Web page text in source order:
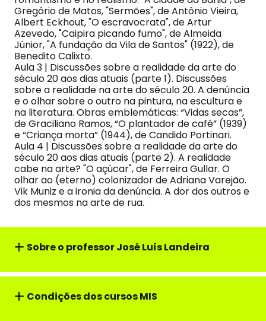
Gregório de Matos, "Sermões", de Antônio Vieira,
Albert Eckhout, "O escravocrata", de Artur
Azevedo, "Caipira picando fumo", de Almeida
Júnior, "A fundação da Vila de Santos" (1922), de
Benedito Calixto.
Aula 3 | Discussões sobre a realidade da arte do
século 20 aos dias atuais (parte 1). Discussões
sobre a realidade na arte do século 20. A denúncia
e o olhar sobre o outro na pintura, na escultura e
na literatura. Obras emblemáticas: “Vidas secas”,
de Graciliano Ramos, “O plantador de café” (1939)
e “Criança morta” (1944), de Candido Portinari.
Aula 4 | Discussões sobre a realidade da arte do
século 20 aos dias atuais (parte 2). A realidade
cabe na arte? "O açúcar", de Ferreira Gullar. O
olhar ao (eterno) colonizador de Adriana Varejão.
Vik Muniz e a ironia da denúncia. A dor dos outros e
dos mesmos na arte de rua.
Sobre o professor José Luís Landeira
Condições dos cursos MIS